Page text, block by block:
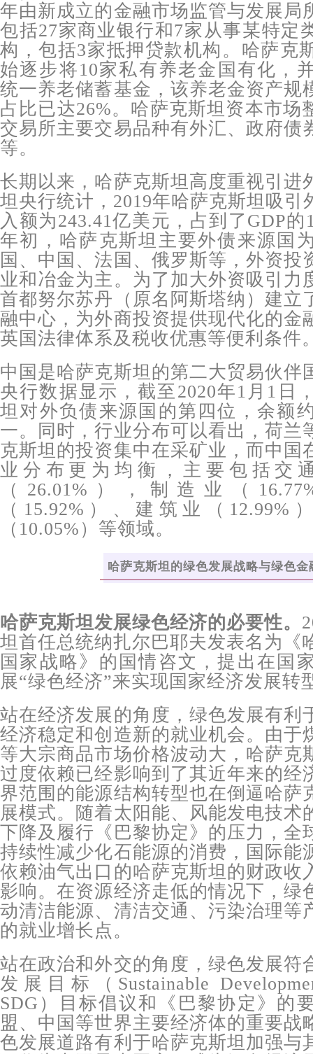
年由新成立的金融市场监管与发展局
包括27家商业银行和7家从事某特定
构，包括3家抵押贷款机构。哈萨克
始逐步将10家私有养老金国有化，
统一养老储蓄基金，该养老金资产规
占比已达26%。哈萨克斯坦资本市场
交易所主要交易品种有外汇、政府债
等。
长期以来，哈萨克斯坦高度重视引进
坦央行统计，2019年哈萨克斯坦吸引
入额为243.41亿美元，占到了GDP的
年初，哈萨克斯坦主要外债来源国
国、中国、法国、俄罗斯等，外资投
业和冶金为主。为了加大外资吸引力
首都努尔苏丹（原名阿斯塔纳）建立
融中心，为外商投资提供现代化的金
英国法律体系及税收优惠等便利条件
中国是哈萨克斯坦的第二大贸易伙伴
央行数据显示，截至2020年1月1日
坦对外负债来源国的第四位，余额
一。同时，行业分布可以看出，荷兰
克斯坦的投资集中在采矿业，而中国
业分布更为均衡，主要包括交
（26.01%），制造业（
（15.92%）、建筑业（12.99%
（10.05%）等领域。
哈萨克斯坦的绿色发展战略与绿色金
哈萨克斯坦发展绿色经济的必要性。
坦首任总统纳扎尔巴耶夫发表名为《
国家战略》的国情咨文，提出在国
展“绿色经济”来实现国家经济发展转
站在经济发展的角度，绿色发展有利
经济稳定和创造新的就业机会。由于
等大宗商品市场价格波动大，哈萨克
过度依赖已经影响到了其近年来的经
界范围的能源结构转型也在倒逼哈萨
展模式。随着太阳能、风能发电技术
下降及履行《巴黎协定》的压力，全
持续性减少化石能源的消费，国际能
依赖油气出口的哈萨克斯坦的财政收
影响。在资源经济走低的情况下，绿
动清洁能源、清洁交通、污染治理等
的就业增长点。
站在政治和外交的角度，绿色发展符
发展目标（Sustainable
SDG）目标倡议和《巴黎协定》的
盟、中国等世界主要经济体的重要战
色发展道路有利于哈萨克斯坦加强与